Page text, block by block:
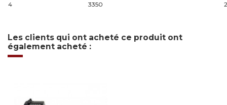
4
3350
Les clients qui ont acheté ce produit ont
également acheté :